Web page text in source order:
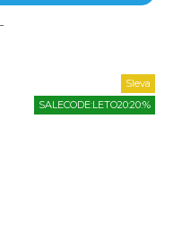
Sleva
SALECODE:LETO20:20:%